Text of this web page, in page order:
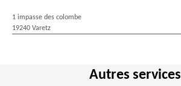
1 impasse des colombe
19240 Varetz
Autres services